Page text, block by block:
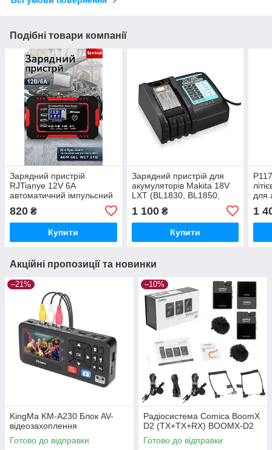
Подібні товари компанії
Зарядний пристрій
RJTianye 12V 6A
автоматичний імпульсний
акумуляторів 4-100 Ah
820 ₴
Купити
Зарядний пристрій для
акумуляторів Makita 18V
LXT (BL1830, BL1850,
BL1860) аналог Replace
DC18RC (Євровилка,
Black)
1 100₴
Купити
для
1
Акційні пропозиції та новинки
–21%
KingMa KM-A230 Блок AV-
відеозахоплення
Готово до відправки
–10%
Радіосистема Comica BoomX
D2 (TX+TX+RX) BOOMX-D2
Готово до відправки